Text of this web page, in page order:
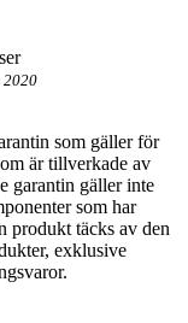
2020
som gäller för
är tillverkade av
garantin gäller inte
som har
produkt täcks av den
exklusive